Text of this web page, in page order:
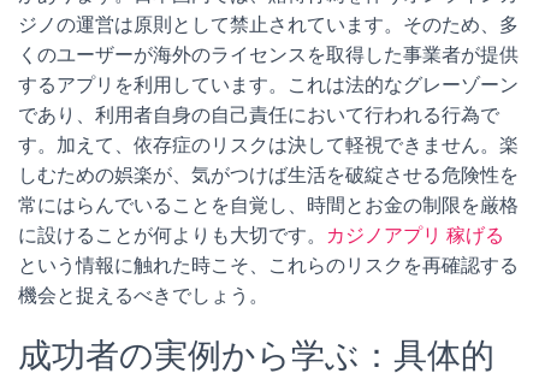
ジノの運営は原則として禁止されています。そのため、多
くのユーザーが海外のライセンスを取得した事業者が提供
するアプリを利用しています。これは法的なグレーゾーン
であり、利用者自身の自己責任において行われる行為で
す。加えて、依存症のリスクは決して軽視できません。楽
しむための娯楽が、気がつけば生活を破綻させる危険性を
常にはらんでいることを自覚し、時間とお金の制限を厳格
に設けることが何よりも大切です。
カジノアプリ 稼げる
という情報に触れた時こそ、これらのリスクを再確認する
機会と捉えるべきでしょう。
成功者の実例から学ぶ：具体的